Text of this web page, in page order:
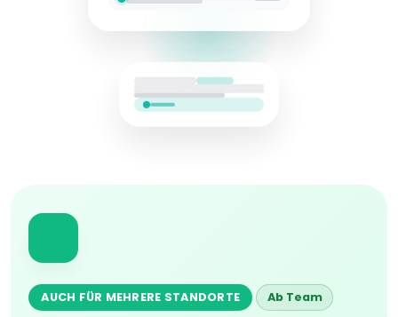
AUCH FÜR MEHRERE STANDORTE Ab Team